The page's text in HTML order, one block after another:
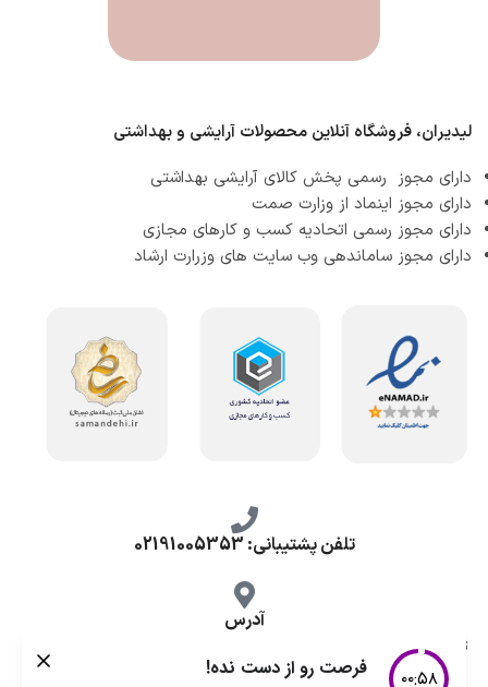
لیدیران، فروشگاه آنلاین محصولات آرایشی و بهداشتی
دارای مجوز رسمی پخش کالای آرایشی بهداشتی
دارای مجوز اینماد از وزارت صمت
دارای مجوز رسمی اتحادیه کسب و کارهای مجازی
دارای مجوز ساماندهی وب سایت های وزرارت ارشاد
تلفن پشتیبانی: 02191005353
آدرس
تهران، طرشت شمالی، خ محمد حسینی، کوچه گلناز شرقی، پلاک 10.